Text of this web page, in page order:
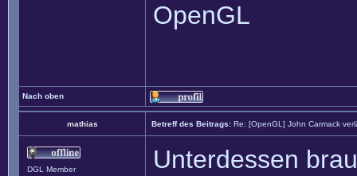
OpenGL
Nach oben
mathias Betreff des Beitrags: Re: [OpenGL] John Carmack
DGL Member
Unterdessen